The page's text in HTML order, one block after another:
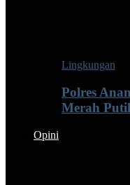
Lingkungan
Polres
Merah
Opini